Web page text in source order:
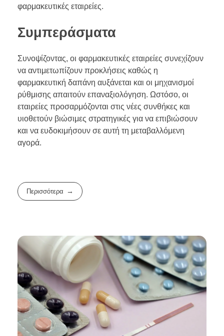
φαρμακευτικές εταιρείες.
Συμπεράσματα
Συνοψίζοντας, οι φαρμακευτικές εταιρείες συνεχίζουν
να αντιμετωπίζουν προκλήσεις καθώς η
φαρμακευτική δαπάνη αυξάνεται και οι μηχανισμοί
ρύθμισης απαιτούν επαναξιολόγηση. Ωστόσο, οι
εταιρείες προσαρμόζονται στις νέες συνθήκες και
υιοθετούν βιώσιμες στρατηγικές για να επιβιώσουν
και να ευδοκιμήσουν σε αυτή τη μεταβαλλόμενη
αγορά.
Περισσότερα